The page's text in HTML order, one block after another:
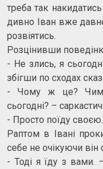
треба так
дивно Іван вже
розвіятись.
Розцінивши
- Не злись, я
збігши по сходах
- Чому ж це? Чим
сьогодні? –
- Просто поїду
Раптом в Івані
себе не очікуючи він
- Тоді я їду з вами.